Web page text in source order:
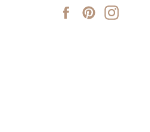
FacebookPinterest